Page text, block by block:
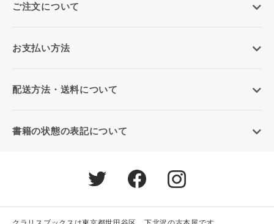
ご注文について
お支払い方法
配送方法・送料について
書籍の状態の表記について